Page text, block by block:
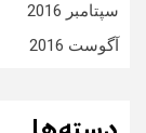
سپتامبر 2016
آگوست 2016